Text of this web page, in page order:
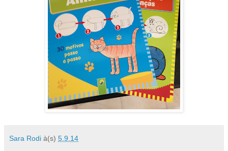
Sara Rodi à(s) 5.9.14